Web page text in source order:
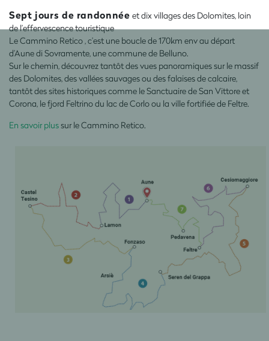
Sept jours de randonnée et dix villages des Dolomites, loin
de l’effervescence touristique
Le Cammino Retico , c’est une boucle de 170km env au départ
d’Aune di Sovramente, une commune de Belluno.
Sur le chemin, découvrez tantôt des vues panoramiques sur le massif
des Dolomites, des vallées sauvages ou des falaises de calcaire,
tantôt des sites historiques comme le Sanctuaire de San Vittore et
Corona, le fjord Feltrino du lac de Corlo ou la ville fortifiée de Feltre.
En savoir plus sur le Cammino Retico.